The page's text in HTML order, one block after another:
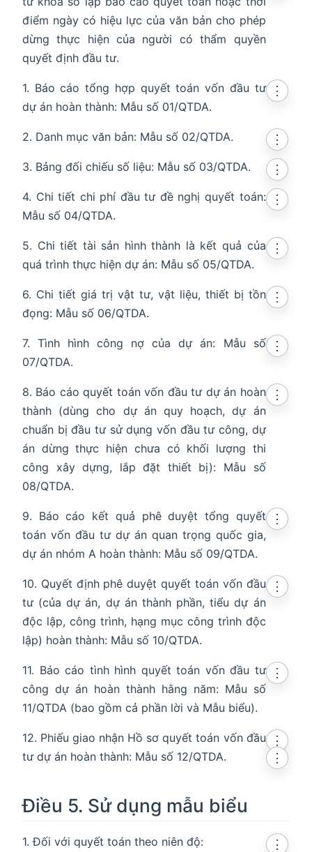
điểm ngày có hiệu lực của văn bản cho phép
dừng thực hiện của người có thẩm quyền
quyết định đầu tư.
1. Báo cáo tổng hợp quyết toán vốn đầu tư
dự án hoàn thành: Mẫu số 01/QTDA.
⋮
2. Danh mục văn bản: Mẫu số 02/QTDA.
⋮
3. Bảng đối chiếu số liệu: Mẫu số 03/QTDA.
⋮
4. Chi tiết chi phí đầu tư đề nghị quyết toán:
Mẫu số 04/QTDA.
⋮
5. Chi tiết tài sản hình thành là kết quả của
quá trình thực hiện dự án: Mẫu số 05/QTDA.
⋮
6. Chi tiết giá trị vật tư, vật liệu, thiết bị tồn
đọng: Mẫu số 06/QTDA.
⋮
7. Tình hình công nợ của dự án: Mẫu số
07/QTDA.
⋮
8. Báo cáo quyết toán vốn đầu tư dự án hoàn
thành (dùng cho dự án quy hoạch, dự án
chuẩn bị đầu tư sử dụng vốn đầu tư công, dự
án dừng thực hiện chưa có khối lượng thi
công xây dựng, lắp đặt thiết bị): Mẫu số
08/QTDA.
⋮
9. Báo cáo kết quả phê duyệt tổng quyết
toán vốn đầu tư dự án quan trọng quốc gia,
dự án nhóm A hoàn thành: Mẫu số 09/QTDA.
⋮
10. Quyết định phê duyệt quyết toán vốn đầu
tư (của dự án, dự án thành phần, tiểu dự án
độc lập, công trình, hạng mục công trình độc
lập) hoàn thành: Mẫu số 10/QTDA.
⋮
11. Báo cáo tình hình quyết toán vốn đầu tư
công dự án hoàn thành hằng năm: Mẫu số
11/QTDA (bao gồm cả phần lời và Mẫu biểu).
⋮
12. Phiếu giao nhận Hồ sơ quyết toán vốn đầu
tư dự án hoàn thành: Mẫu số 12/QTDA.
⋮
Điều 5. Sử dụng mẫu biểu
⋮
1. Đối với quyết toán theo niên độ:
⋮